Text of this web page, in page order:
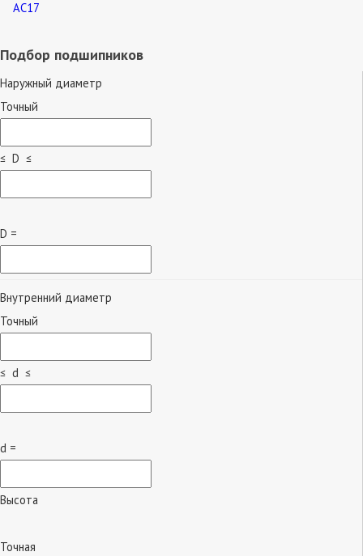
АС17
Подбор подшипников
Наружный диаметр
Точный
≤ D ≤
D =
Внутренний диаметр
Точный
≤ d ≤
d =
Высота
Точная